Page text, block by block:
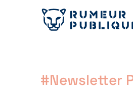
#Newsletter